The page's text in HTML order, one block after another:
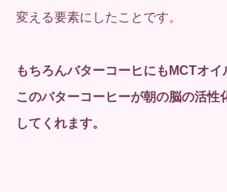
変える要素にしたことです。
もちろんバターコーヒにもMCTオ
このバターコーヒーが朝の脳の活性
してくれます。